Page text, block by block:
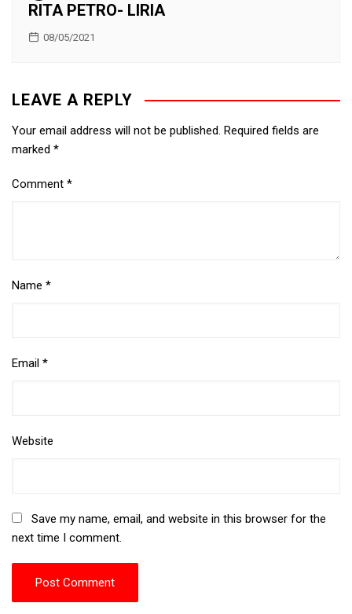
RITA PETRO- LIRIA
08/05/2021
LEAVE A REPLY
Your email address will not be published. Required fields are
marked *
Comment *
Name *
Email *
Website
Save my name, email, and website in this browser for the
next time I comment.